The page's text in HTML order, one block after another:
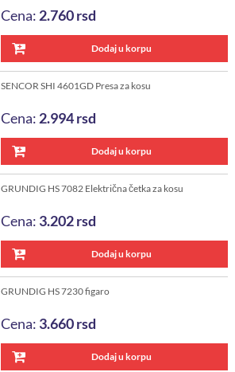
Cena: 2.760rsd
Dodaj u korpu
SENCOR SHI 4601GD Presa za kosu
Cena: 2.994rsd
Dodaj u korpu
GRUNDIG HS 7082 Električna četka za kosu
Cena: 3.202rsd
Dodaj u korpu
GRUNDIG HS 7230 figaro
Cena: 3.660rsd
Dodaj u korpu